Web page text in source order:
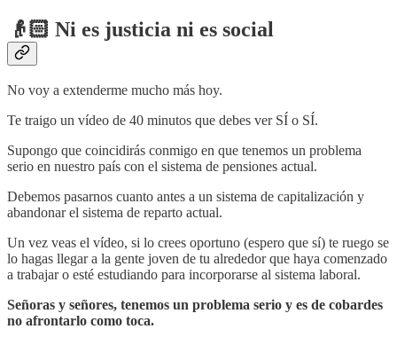
👴🏻 Ni es justicia ni es social
No voy a extenderme mucho más hoy.
Te traigo un vídeo de 40 minutos que debes ver SÍ o SÍ.
Supongo que coincidirás conmigo en que tenemos un problema
serio en nuestro país con el sistema de pensiones actual.
Debemos pasarnos cuanto antes a un sistema de capitalización y
abandonar el sistema de reparto actual.
Un vez veas el vídeo, si lo crees oportuno (espero que sí) te ruego se
lo hagas llegar a la gente joven de tu alrededor que haya comenzado
a trabajar o esté estudiando para incorporarse al sistema laboral.
Señoras y señores, tenemos un problema serio y es de cobardes
no afrontarlo como toca.